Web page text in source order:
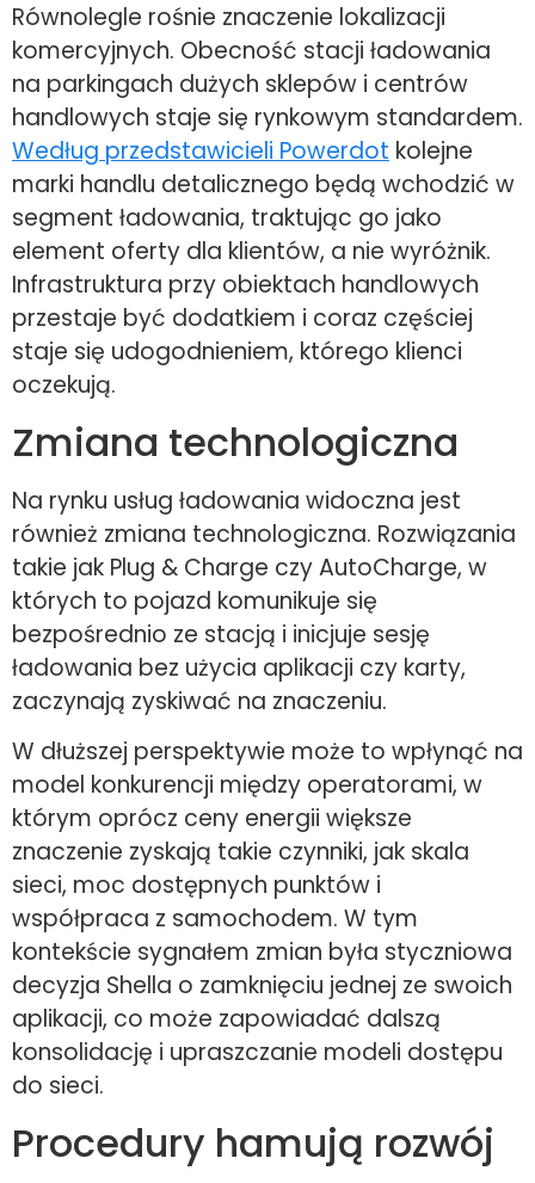
Równolegle rośnie znaczenie lokalizacji
komercyjnych. Obecność stacji ładowania
na parkingach dużych sklepów i centrów
handlowych staje się rynkowym standardem.
Według przedstawicieli Powerdot kolejne
marki handlu detalicznego będą wchodzić w
segment ładowania, traktując go jako
element oferty dla klientów, a nie wyróżnik.
Infrastruktura przy obiektach handlowych
przestaje być dodatkiem i coraz częściej
staje się udogodnieniem, którego klienci
oczekują.
Zmiana technologiczna
Na rynku usług ładowania widoczna jest
również zmiana technologiczna. Rozwiązania
takie jak Plug & Charge czy AutoCharge, w
których to pojazd komunikuje się
bezpośrednio ze stacją i inicjuje sesję
ładowania bez użycia aplikacji czy karty,
zaczynają zyskiwać na znaczeniu.
W dłuższej perspektywie może to wpłynąć na
model konkurencji między operatorami, w
którym oprócz ceny energii większe
znaczenie zyskają takie czynniki, jak skala
sieci, moc dostępnych punktów i
współpraca z samochodem. W tym
kontekście sygnałem zmian była styczniowa
decyzja Shella o zamknięciu jednej ze swoich
aplikacji, co może zapowiadać dalszą
konsolidację i upraszczanie modeli dostępu
do sieci.
Procedury hamują rozwój